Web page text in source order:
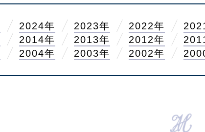
2024年 2023年 2022年
2014年 2013年 2012年
2004年 2003年 2002年